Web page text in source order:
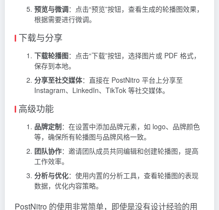
预览与微调：点击“预览”按钮，查看生成的轮播图效果，
根据需要进行微调。
下载与分享
下载轮播图：点击“下载”按钮，选择图片或 PDF 格式，
保存到本地。
分享至社交媒体：直接在 PostNitro 平台上分享至
Instagram、LinkedIn、TikTok 等社交媒体。
高级功能
品牌定制：在设置中添加品牌元素，如 logo、品牌颜色
等，确保所有轮播图与品牌风格一致。
团队协作：邀请团队成员共同编辑和创建轮播图，提高
工作效率。
分析与优化：使用内置的分析工具，查看轮播图的表现
数据，优化内容策略。
PostNitro 的使用非常简单，即使是没有设计经验的用